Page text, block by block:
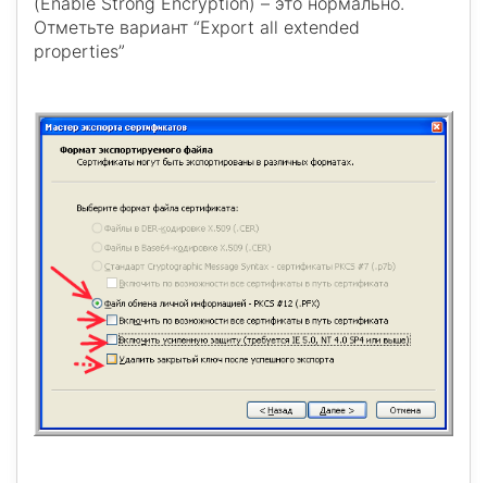
Отметьте вариант “Export all extended
properties”